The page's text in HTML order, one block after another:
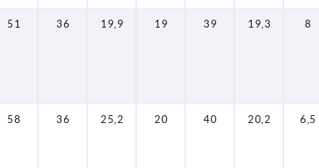
51 36 19,9 19 39 19,3 8
58 36 25,2 20 40 20,2 6,5